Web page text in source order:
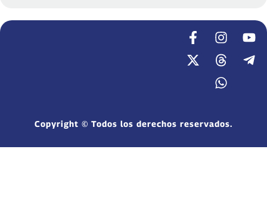
Copyright © Todos los derechos reservados.